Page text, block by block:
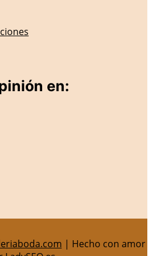
en:
| Hecho con amor